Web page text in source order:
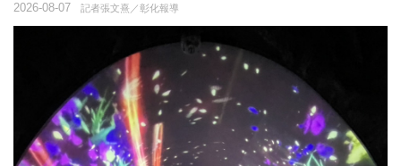
記者張文熹／彰化報導
2026-08-07